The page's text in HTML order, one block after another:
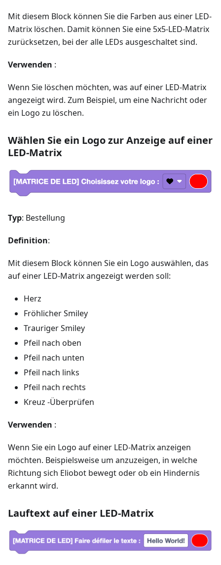
Mit diesem Block können Sie die Farben aus einer LED-
Matrix löschen. Damit können Sie eine 5x5-LED-Matrix
zurücksetzen, bei der alle LEDs ausgeschaltet sind.
Verwenden :
Wenn Sie löschen möchten, was auf einer LED-Matrix
angezeigt wird. Zum Beispiel, um eine Nachricht oder
ein Logo zu löschen.
Wählen Sie ein Logo zur Anzeige auf einer
LED-Matrix
Typ: Bestellung
Definition:
Mit diesem Block können Sie ein Logo auswählen, das
auf einer LED-Matrix angezeigt werden soll:
Herz
Fröhlicher Smiley
Trauriger Smiley
Pfeil nach oben
Pfeil nach unten
Pfeil nach links
Pfeil nach rechts
Kreuz -Überprüfen
Verwenden :
Wenn Sie ein Logo auf einer LED-Matrix anzeigen
möchten. Beispielsweise um anzuzeigen, in welche
Richtung sich Eliobot bewegt oder ob ein Hindernis
erkannt wird.
Lauftext auf einer LED-Matrix